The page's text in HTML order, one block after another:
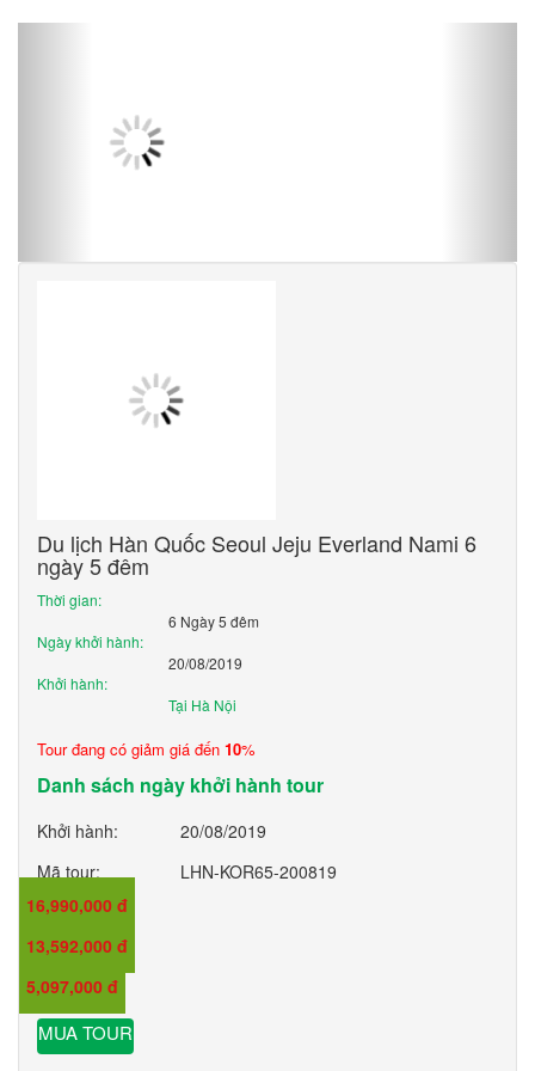
Du lịch Hàn Quốc Seoul Jeju Everland Nami 6
ngày 5 đêm
Thời gian:
6 Ngày 5 đêm
Ngày khởi hành:
20/08/2019
Khởi hành:
Tại Hà Nội
Tour đang có giảm giá đến 10%
Danh sách ngày khởi hành tour
Khởi hành:
20/08/2019
Mã tour:
LHN-KOR65-200819
Giá:
16,990,000 đ
Giá trẻ em:
13,592,000 đ
Giá em bé:
5,097,000 đ
MUA TOUR